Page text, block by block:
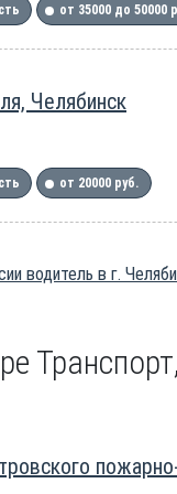
от 35000 до 50000
Челябинск
от 20000 руб.
водитель в г.